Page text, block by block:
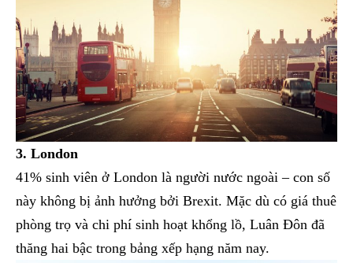
3. London
41% sinh viên ở London là người nước ngoài – con số
này không bị ảnh hưởng bởi Brexit. Mặc dù có giá thuê
phòng trọ và chi phí sinh hoạt khổng lồ, Luân Đôn đã
thăng hai bậc trong bảng xếp hạng năm nay.